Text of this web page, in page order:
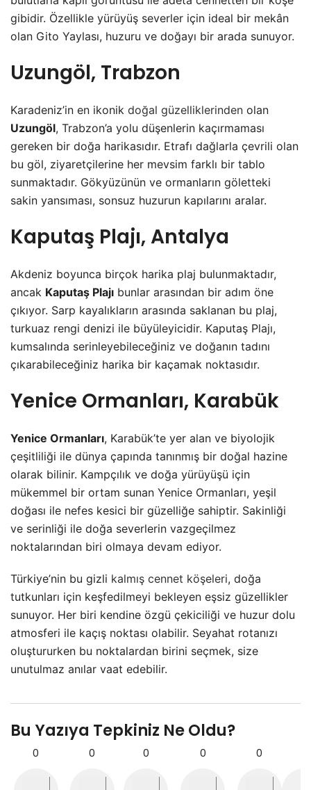
gibidir. Özellikle yürüyüş severler için ideal bir mekân
olan Gito Yaylası, huzuru ve doğayı bir arada sunuyor.
Uzungöl, Trabzon
Karadeniz’in en ikonik doğal güzelliklerinden olan
Uzungöl, Trabzon’a yolu düşenlerin kaçırmaması
gereken bir doğa harikasıdır. Etrafı dağlarla çevrili olan
bu göl, ziyaretçilerine her mevsim farklı bir tablo
sunmaktadır. Gökyüzünün ve ormanların göletteki
sakin yansıması, sonsuz huzurun kapılarını aralar.
Kaputaş Plajı, Antalya
Akdeniz boyunca birçok harika plaj bulunmaktadır,
ancak Kaputaş Plajı bunlar arasından bir adım öne
çıkıyor. Sarp kayalıkların arasında saklanan bu plaj,
turkuaz rengi denizi ile büyüleyicidir. Kaputaş Plajı,
kumsalında serinleyebileceğiniz ve doğanın tadını
çıkarabileceğiniz harika bir kaçamak noktasıdır.
Yenice Ormanları, Karabük
Yenice Ormanları, Karabük’te yer alan ve biyolojik
çeşitliliği ile dünya çapında tanınmış bir doğal hazine
olarak bilinir. Kampçılık ve doğa yürüyüşü için
mükemmel bir ortam sunan Yenice Ormanları, yeşil
doğası ile nefes kesici bir güzelliğe sahiptir. Sakinliği
ve serinliği ile doğa severlerin vazgeçilmez
noktalarından biri olmaya devam ediyor.
Türkiye’nin bu gizli kalmış cennet köşeleri, doğa
tutkunları için keşfedilmeyi bekleyen eşsiz güzellikler
sunuyor. Her biri kendine özgü çekiciliği ve huzur dolu
atmosferi ile kaçış noktası olabilir. Seyahat rotanızı
oluştururken bu noktalardan birini seçmek, size
unutulmaz anılar vaat edebilir.
Bu Yazıya Tepkiniz Ne Oldu?
0 0 0 0 0